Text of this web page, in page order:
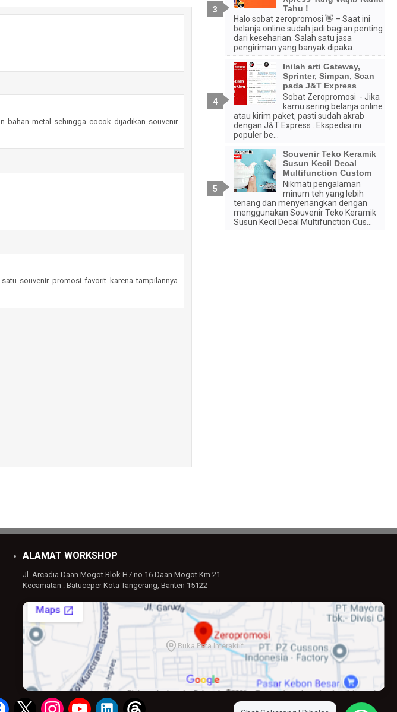
bahan metal sehingga cocok dijadikan souvenir
souvenir promosi favorit karena tampilannya
khusus bisa langsung konsultasi dengan
Tahu !
Halo sobat zeropromosi 👋 – Saat ini
belanja online sudah jadi bagian penting
dari keseharian. Salah satu jasa
pengiriman yang banyak dipaka...
Inilah arti Gateway,
Sprinter, Simpan, Scan
pada J&T Express
Sobat Zeropromosi - Jika
kamu sering belanja online
atau kirim paket, pasti sudah akrab
dengan J&T Express . Ekspedisi ini
populer be...
Souvenir Teko Keramik
Susun Kecil Decal
Multifunction Custom
Nikmati pengalaman
minum teh yang lebih
tenang dan menyenangkan dengan
menggunakan Souvenir Teko Keramik
Susun Kecil Decal Multifunction Cus...
ALAMAT WORKSHOP
Jl. Arcadia Daan Mogot Blok H7 no 16 Daan Mogot Km 21.
Kecamatan : Batuceper Kota Tangerang, Banten 15122
Buka Peta Interaktif